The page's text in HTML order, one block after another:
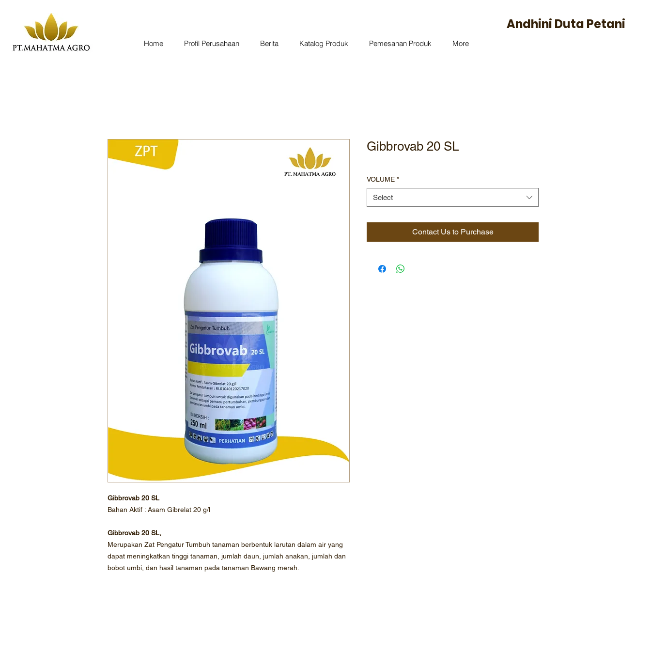
Home Profil Perusahaan Berita Katalog Produk Pemesanan Produk More
Andhini Duta Petani
Gibbrovab 20 SL
Bahan Aktif : Asam Gibrelat 20 g/l
Gibbrovab 20 SL,
Merupakan Zat Pengatur Tumbuh tanaman berbentuk larutan dalam air yang
dapat meningkatkan tinggi tanaman, jumlah daun, jumlah anakan, jumlah dan
bobot umbi, dan hasil tanaman pada tanaman Bawang merah.
Gibbrovab 20 SL
VOLUME *
Select
Contact Us to Purchase